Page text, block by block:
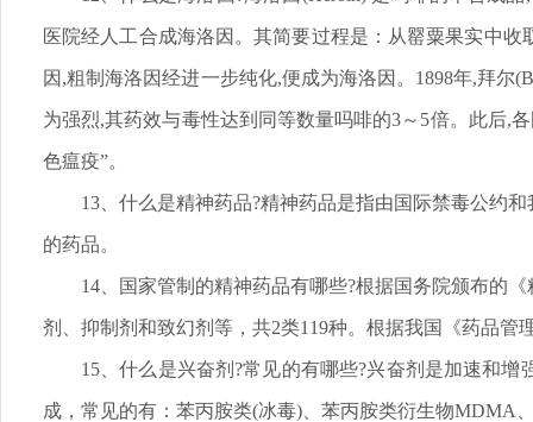
医院经人工合成海洛因。其简要过程是：从罂粟果实中
因,粗制海洛因经进一步纯化,便成为海洛因。1898年,拜
为强烈,其药效与毒性达到同等数量吗啡的3～5倍。此后,
色瘟疫”。
13、什么是精神药品?精神药品是指由国际禁毒公约
的药品。
14、国家管制的精神药品有哪些?根据国务院颁布的
剂、抑制剂和致幻剂等，共2类119种。根据我国《药品
15、什么是兴奋剂?常见的有哪些?兴奋剂是加速和
成，常见的有：苯丙胺类(冰毒)、苯丙胺类衍生物MDMA